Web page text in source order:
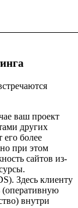
ваш проект
других
его более
при этом
сайтов из-
Здесь клиенту
внутри